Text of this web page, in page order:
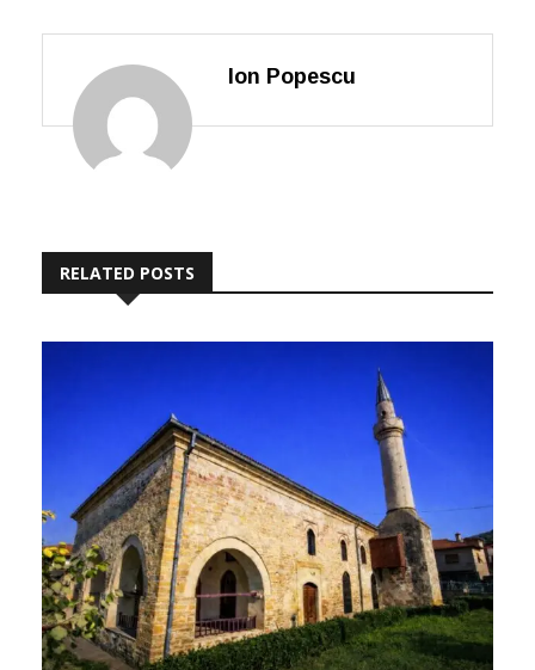
Ion Popescu
RELATED POSTS